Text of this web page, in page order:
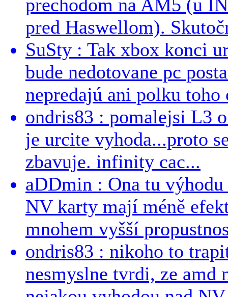
prechodom na AM5 (u
pred Haswellom).
SuSty : Tak xbox konci
bude nedotovane pc
nepredajú ani polku toho
ondris83 : pomalejsi L3
je urcite vyhoda...proto
zbavuje. infinity cac...
aDDmin : Ona tu
NV karty mají méně
mnohem vyšší
ondris83 : nikoho to
nesmyslne tvrdi, ze